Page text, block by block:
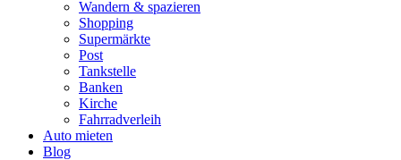
Wandern & spazieren
Shopping
Supermärkte
Post
Tankstelle
Banken
Kirche
Fahrradverleih
Auto mieten
Blog